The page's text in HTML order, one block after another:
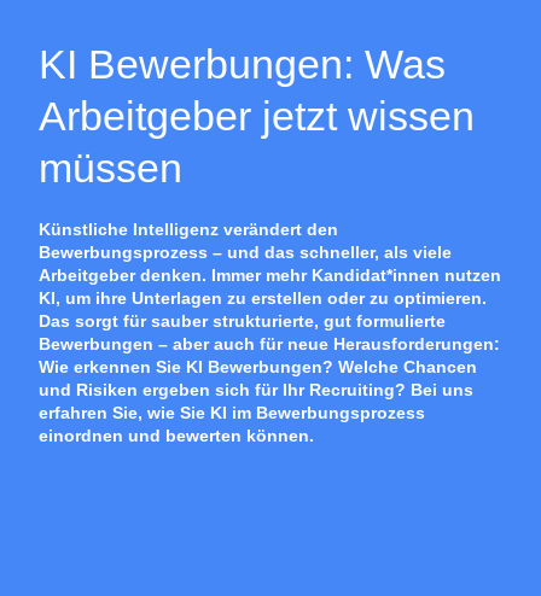
KI Bewerbungen: Was
Arbeitgeber jetzt wissen
müssen
Künstliche Intelligenz verändert den
Bewerbungsprozess – und das schneller, als viele
Arbeitgeber denken. Immer mehr Kandidat*innen nutzen
KI, um ihre Unterlagen zu erstellen oder zu optimieren.
Das sorgt für sauber strukturierte, gut formulierte
Bewerbungen – aber auch für neue Herausforderungen:
Wie erkennen Sie KI Bewerbungen? Welche Chancen
und Risiken ergeben sich für Ihr Recruiting? Bei uns
erfahren Sie, wie Sie KI im Bewerbungsprozess
einordnen und bewerten können.